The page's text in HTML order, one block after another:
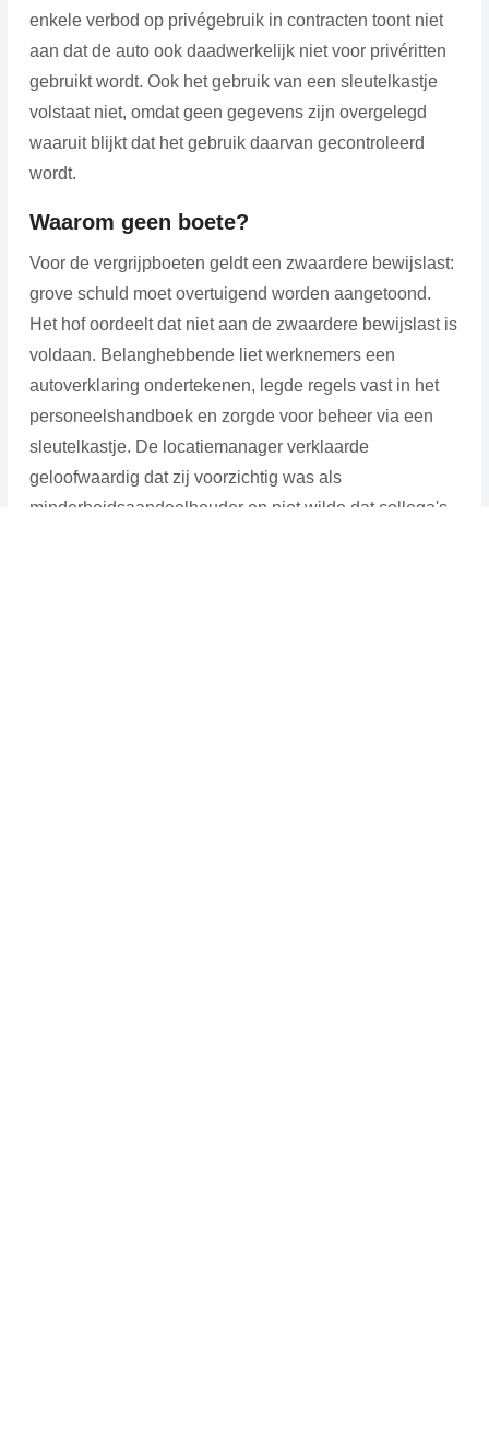
enkele verbod op privégebruik in contracten toont niet
aan dat de auto ook daadwerkelijk niet voor privéritten
gebruikt wordt. Ook het gebruik van een sleutelkastje
volstaat niet, omdat geen gegevens zijn overgelegd
waaruit blijkt dat het gebruik daarvan gecontroleerd
wordt.
Waarom geen boete?
Voor de vergrijpboeten geldt een zwaardere bewijslast:
grove schuld moet overtuigend worden aangetoond.
Het hof oordeelt dat niet aan de zwaardere bewijslast is
voldaan. Belanghebbende liet werknemers een
autoverklaring ondertekenen, legde regels vast in het
personeelshandboek en zorgde voor beheer via een
sleutelkastje. De locatiemanager verklaarde
geloofwaardig dat zij voorzichtig was als
minderheidsaandeelhouder en niet wilde dat collega's